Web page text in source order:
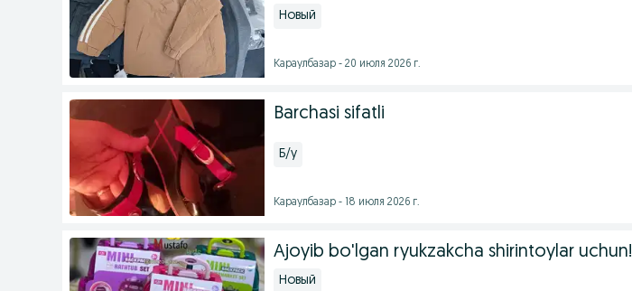
Новый
Караулбазар - 20 июля 2026 г.
Barchasi sifatli
Б/у
Караулбазар - 18 июля 2026 г.
Ajoyib bo'lgan ryukzakcha shirintoylar uchun!
Новый